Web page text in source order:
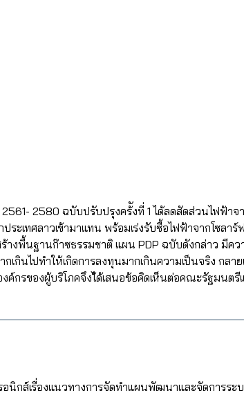
2580 ฉบับปรับปรุงคร้ังที่ 1 ได้ลดสัดส่วนไฟฟ้าจ
เทศลาวเข้ามาแทน พร้อมเร่งรับซื้อไฟฟ้าจากโซลา
ร้างพื้นฐานก๊าซธรรมชาติ แผน PDP ฉบับดังกล่าว มี
เกินไปทำให้เกิดการลงทุนมากเกินความเป็นจริง กล
กรของผู้บริโภคจึงไ้ด้เสนอข้อคิดเห็นต่อคณะรัฐมนต
นิกส์เรื่องแนวทางการจัดทำแผนพัฒนาและจัดการร